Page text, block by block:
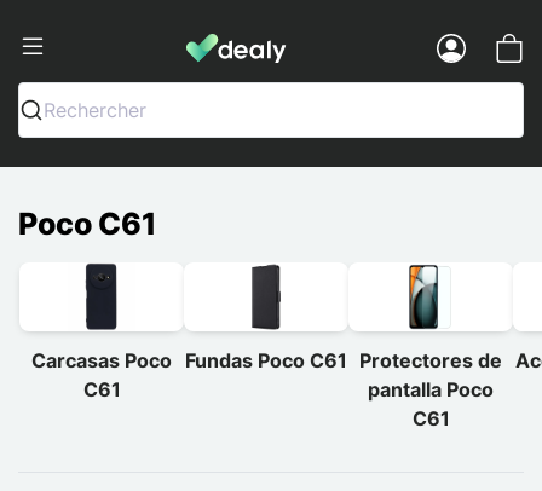
Dealy - Fundas y accesorios para
Rechercher
Poco C61
Carcasas Poco
C61
Fundas Poco C61
Protectores de
pantalla Poco
C61